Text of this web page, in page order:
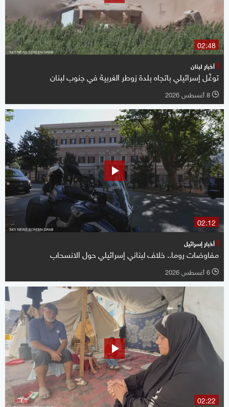
02:48
أخبار لبنان
توغّل إسرائيلي باتجاه بلدة زوطر الغربية في جنوب لبنان
l 8 أغسطس 2026
02:12
أخبار إسرائيل
مفاوضات روما.. خلاف لبناني إسرائيلي حول الانسحاب
l 6 أغسطس 2026
02:22